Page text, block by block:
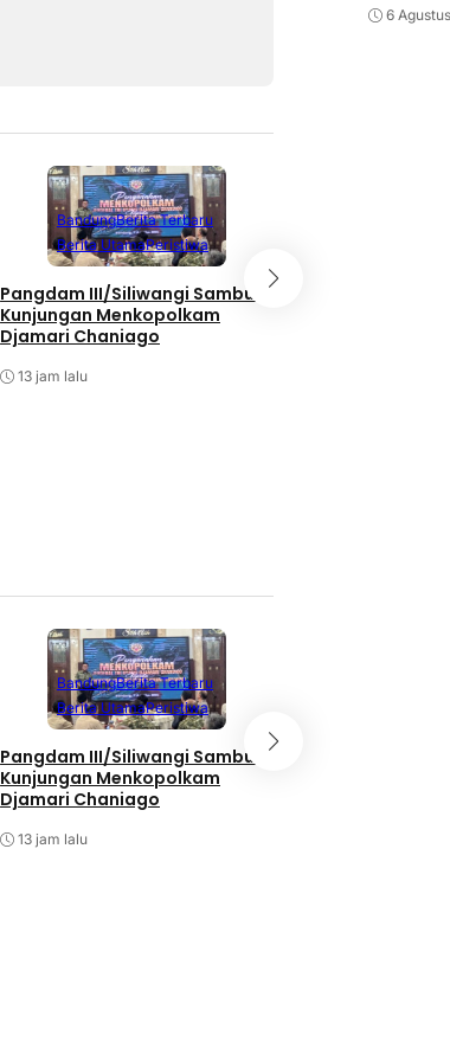
BandungBerita Terbaru
Berita UtamaPeristiwa
Pangdam III/Siliwangi Sambut
Kunjungan Menkopolkam
Djamari Chaniago
13 jam lalu
BandungBerita Terbaru
Berita UtamaPeristiwa
Pangdam III/Siliwangi Sambut
Kunjungan Menkopolkam
Djamari Chaniago
13 jam lalu
6